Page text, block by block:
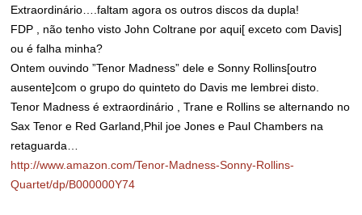
Extraordinário….faltam agora os outros discos da dupla!
FDP , não tenho visto John Coltrane por aqui[ exceto com Davis]
ou é falha minha?
Ontem ouvindo ”Tenor Madness” dele e Sonny Rollins[outro
ausente]com o grupo do quinteto do Davis me lembrei disto.
Tenor Madness é extraordinário , Trane e Rollins se alternando no
Sax Tenor e Red Garland,Phil joe Jones e Paul Chambers na
retaguarda…
http://www.amazon.com/Tenor-Madness-Sonny-Rollins-
Quartet/dp/B000000Y74